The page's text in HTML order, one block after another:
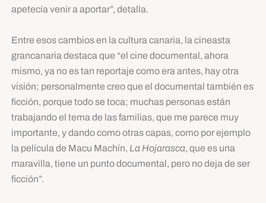
apetecía venir a aportar”, detalla.
Entre esos cambios en la cultura canaria, la cineasta
grancanaria destaca que “el cine documental, ahora
mismo, ya no es tan reportaje como era antes, hay otra
visión; personalmente creo que el documental también es
ficción, porque todo se toca; muchas personas están
trabajando el tema de las familias, que me parece muy
importante, y dando como otras capas, como por ejemplo
la película de Macu Machín, La Hojarasca, que es una
maravilla, tiene un punto documental, pero no deja de ser
ficción”.